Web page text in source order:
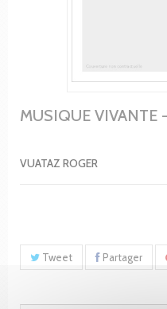
MUSIQUE VIVANTE
VUATAZ ROGER
Tweet Partager